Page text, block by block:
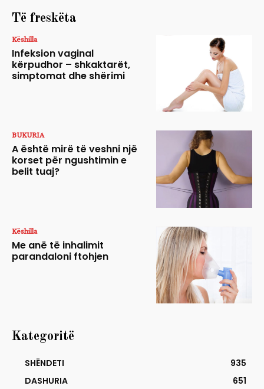
Të freskëta
Këshilla
Infeksion vaginal
kërpudhor – shkaktarët,
simptomat dhe shërimi
BUKURIA
A është mirë të veshni një
korset për ngushtimin e
belit tuaj?
Këshilla
Me anë të inhalimit
parandaloni ftohjen
Kategoritë
SHËNDETI
935
DASHURIA
651